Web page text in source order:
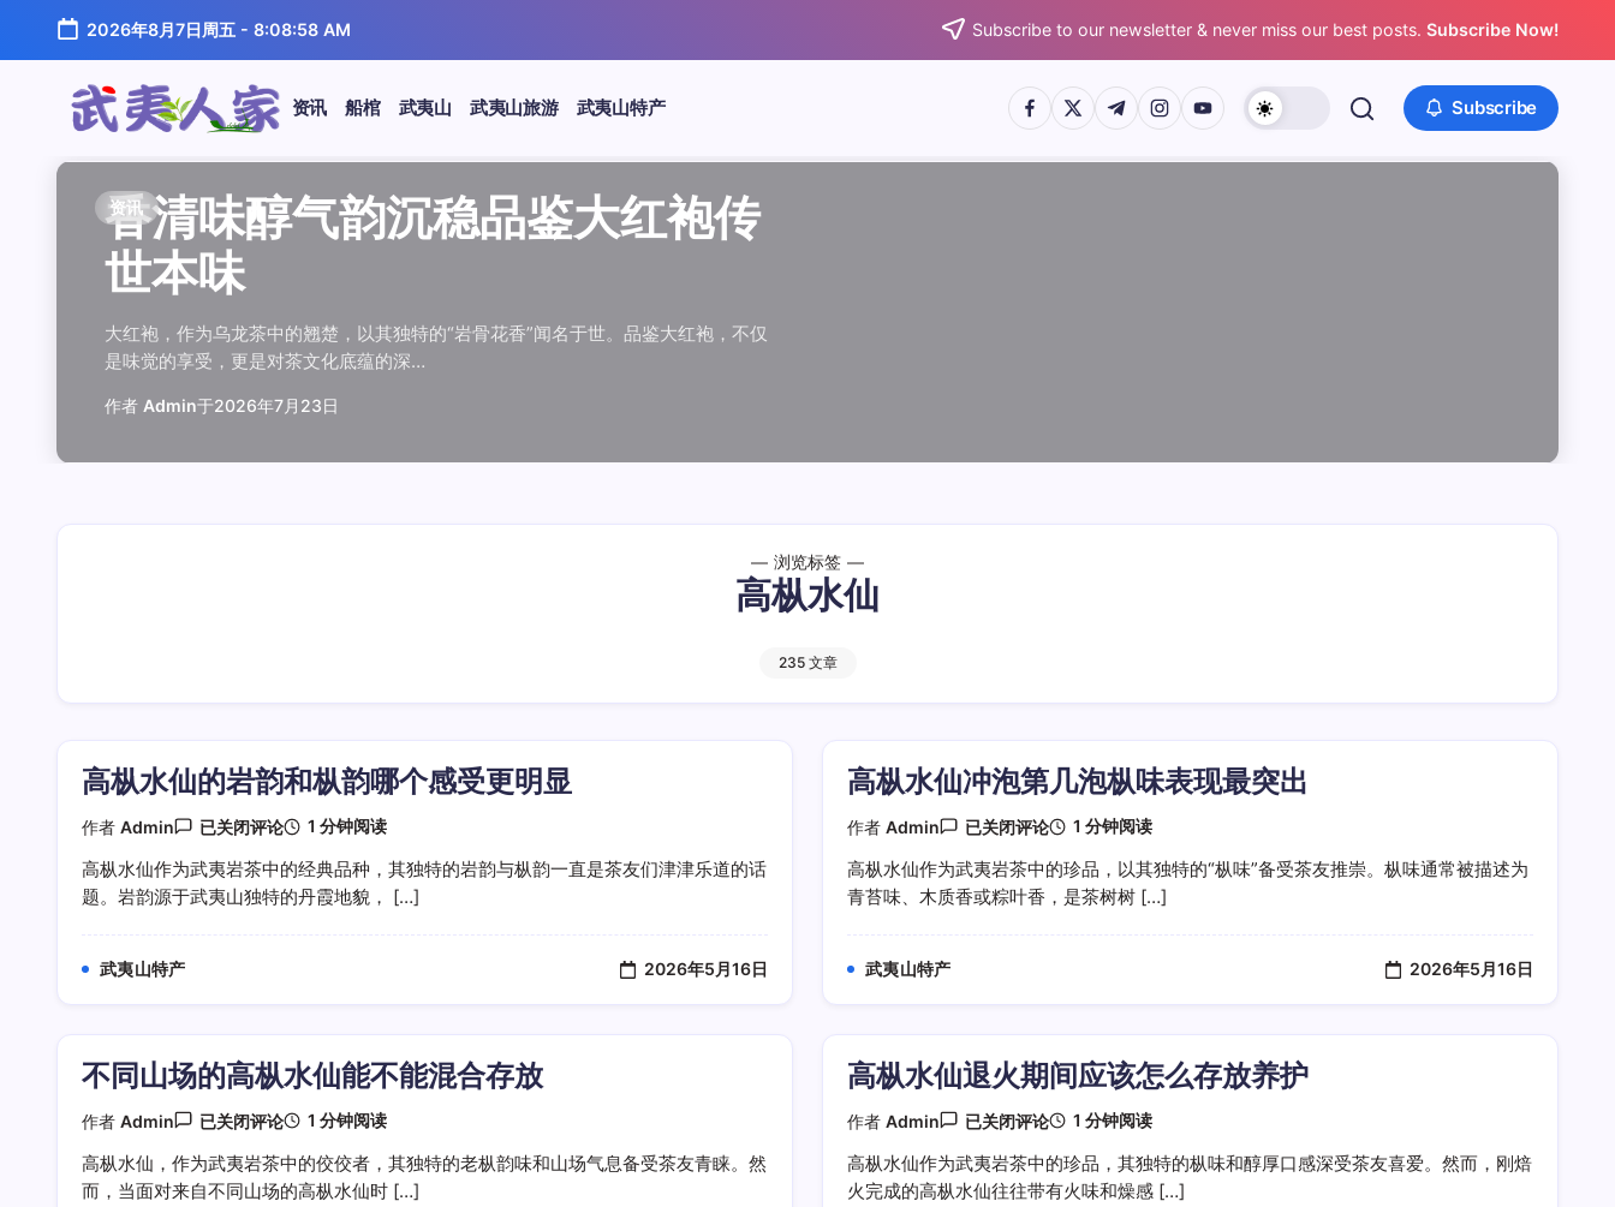
正
2026年8月7日周五- 8:08:59 AM Subscribe to our newsletter & never miss our best posts. Subscribe Now!
武
夷
资讯 船棺 武夷山 武夷山旅游 武夷山特产 https://www.facebook.com/
https://twitter.com/
https://t.me/
https://www.instagram.com/
https://youtube.com/ Subscribe
资讯
闲煮岩茶慢时光细品肉桂水仙大
红袍雅韵
在喧嚣的都市生活中，寻一处静谧，煮一壶岩茶，让时光慢下来。岩茶，产自福建武
夷山，因生长在岩石缝隙中而得名，其独…
作者 Admin于2026年7月24日
资讯
香清味醇气韵沉稳品鉴大红袍传
世本味
大红袍，作为乌龙茶中的翘楚，以其独特的“岩骨花香”闻名于世。品鉴大红袍，不仅
是味觉的享受，更是对茶文化底蕴的深…
作者 Admin于2026年7月23日
资讯
汤水顺滑底蕴绵长品鉴武夷水仙
温润质感
武夷水仙，作为乌龙茶中的经典品种，以其汤水顺滑、底蕴绵长而备受茶客青睐。品
鉴这款茶，仿佛在品味一段悠长的岁月，…
作者 Admin于2026年7月22日
资讯
唇齿留香久久不散品鉴武夷肉桂
独特魅力
武夷岩茶，素有“岩骨花香”之誉，而肉桂更是其中翘楚。其名源于香叶似肉桂，更因
其茶汤入口后，唇齿留香久久不散，令…
作者 Admin于2026年7月21日
资讯
岩韵浓淡各不同三款经典岩茶对
比品鉴
岩茶，作为乌龙茶中的瑰宝，以其独特的“岩韵”闻名于世。所谓岩韵，是茶叶在武夷
山丹霞地貌中吸收岩石矿物精华后形成…
作者 Admin于2026年7月20日
资讯
观汤色赏叶底全面品鉴肉桂水仙
大红袍
品鉴武夷岩茶，观汤色与赏叶底是关键环节。肉桂、水仙、大红袍作为岩茶代表，其
汤色与叶底各具特色，折射出工艺与山场…
作者 Admin于2026年7月19日
资讯
闲煮岩茶慢时光细品肉桂水仙大
红袍雅韵
在喧嚣的都市生活中，寻一处静谧，煮一壶岩茶，让时光慢下来。岩茶，产自福建武
夷山，因生长在岩石缝隙中而得名，其独…
作者 Admin于2026年7月24日
资讯
香清味醇气韵沉稳品鉴大红袍传
世本味
大红袍，作为乌龙茶中的翘楚，以其独特的“岩骨花香”闻名于世。品鉴大红袍，不仅
是味觉的享受，更是对茶文化底蕴的深…
作者 Admin于2026年7月23日
资讯汤水顺滑底蕴绵长品鉴武夷水仙
温润质感
武夷水仙，作为乌龙茶中的经典品种，以其汤水顺滑、底蕴绵长而备受茶客青睐。品
鉴这款茶，仿佛在品味一段悠长的岁月，…
Admin于2026年7月22日
资讯唇齿留香久久不散品鉴武夷肉桂
独特魅力
武夷岩茶，素有“岩骨花香”之誉，而肉桂更是其中翘楚。其名源于香叶似肉桂，更因
其茶汤入口后，唇齿留香久久不散，令…
Admin于2026年7月21日
资讯岩韵浓淡各不同三款经典岩茶对
比品鉴
岩茶，作为乌龙茶中的瑰宝，以其独特的“岩韵”闻名于世。所谓岩韵，是茶叶在武夷
山丹霞地貌中吸收岩石矿物精华后形成…
Admin于2026年7月20日
资讯观汤色赏叶底全面品鉴肉桂水仙
大红袍
品鉴武夷岩茶，观汤色与赏叶底是关键环节。肉桂、水仙、大红袍作为岩茶代表，其
汤色与叶底各具特色，折射出工艺与山场…
Admin于2026年7月19日
资讯闲煮岩茶慢时光细品肉桂水仙大
红袍雅韵
在喧嚣的都市生活中，寻一处静谧，煮一壶岩茶，让时光慢下来。岩茶，产自福建武
夷山，因生长在岩石缝隙中而得名，其独…
Admin于2026年7月24日
资讯香清味醇气韵沉稳品鉴大红袍传
世本味
大红袍，作为乌龙茶中的翘楚，以其独特的“岩骨花香”闻名于世。品鉴大红袍，不仅
是味觉的享受，更是对茶文化底蕴的深…
Admin于2026年7月23日
资讯汤水顺滑底蕴绵长品鉴武夷水仙
温润质感
武夷水仙，作为乌龙茶中的经典品种，以其汤水顺滑、底蕴绵长而备受茶客青睐。品
鉴这款茶，仿佛在品味一段悠长的岁月，…
Admin于2026年7月22日
资讯唇齿留香久久不散品鉴武夷肉桂
独特魅力
武夷岩茶，素有“岩骨花香”之誉，而肉桂更是其中翘楚。其名源于香叶似肉桂，更因
其茶汤入口后，唇齿留香久久不散，令…
Admin于2026年7月21日
资讯岩韵浓淡各不同三款经典岩茶对
比品鉴
岩茶，作为乌龙茶中的瑰宝，以其独特的“岩韵”闻名于世。所谓岩韵，是茶叶在武夷
山丹霞地貌中吸收岩石矿物精华后形成…
Admin于2026年7月20日
资讯观汤色赏叶底全面品鉴肉桂水仙
大红袍
品鉴武夷岩茶，观汤色与赏叶底是关键环节。肉桂、水仙、大红袍作为岩茶代表，其
汤色与叶底各具特色，折射出工艺与山场…
Admin于2026年7月19日
浏览标签
高枞水仙
235 文章
高枞水仙的岩韵和枞韵哪个感受更明显
作者 Admin
高
水
仙
的
受
更
明
显
已关闭评论 1 分钟阅读
高枞水仙作为武夷岩茶中的经典品种，其独特的岩韵与枞韵一直是茶友们津津乐道的话
题。岩韵源于武夷山独特的丹霞地貌， […]
武夷山特产 2026年5月16日
高枞水仙冲泡第几泡枞味表现最突出
作者 Admin
高
水
仙
冲
最
突
出
已关闭评论 1 分钟阅读
高枞水仙作为武夷岩茶中的珍品，以其独特的“枞味”备受茶友推崇。枞味通常被描述为
青苔味、木质香或粽叶香，是茶树树 […]
武夷山特产 2026年5月16日
不同山场的高枞水仙能不能混合存放
作者 Admin
不
山
场
的
已关闭评论 1 分钟阅读
高枞水仙，作为武夷岩茶中的佼佼者，其独特的老枞韵味和山场气息备受茶友青睐。然
而，当面对来自不同山场的高枞水仙时 […]
高枞水仙退火期间应该怎么存放养护
作者 Admin
高
水
仙
退
已关闭评论 1 分钟阅读
高枞水仙作为武夷岩茶中的珍品，其独特的枞味和醇厚口感深受茶友喜爱。然而，刚焙
火完成的高枞水仙往往带有火味和燥感 […]